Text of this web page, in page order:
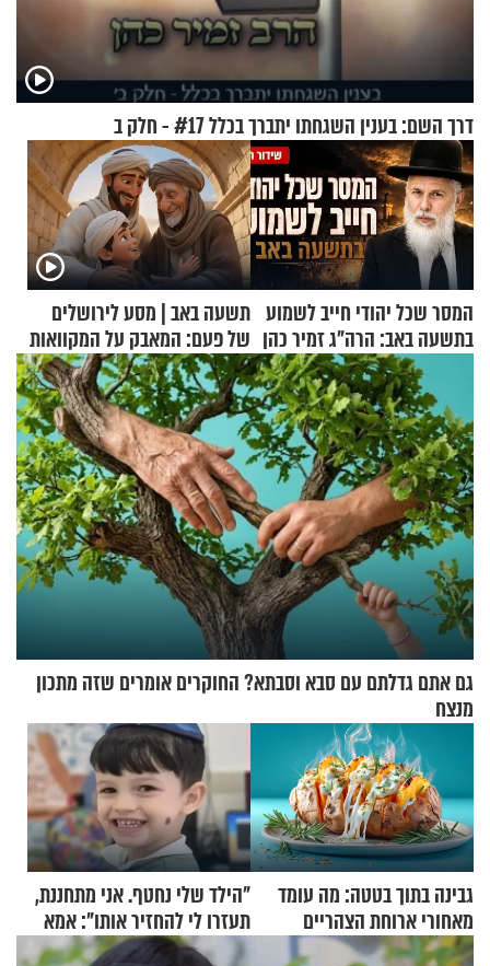
דרך השם: בענין השגחתו יתברך בכלל #17 - חלק ב
המסר שכל יהודי חייב לשמוע
בתשעה באב: הרה"ג זמיר כהן
בשיעור מיוחד
תשעה באב | מסע לירושלים
של פעם: המאבק על המקוואות
גם אתם גדלתם עם סבא וסבתא? החוקרים אומרים שזה מתכון
מנצח
גבינה בתוך בטטה: מה עומד
מאחורי ארוחת הצהריים
שכבשה את הרשת?
"הילד שלי נחטף. אני מתחננת,
תעזרו לי להחזיר אותו": אמא
של יובל בן ה-4 בריאיון דומע